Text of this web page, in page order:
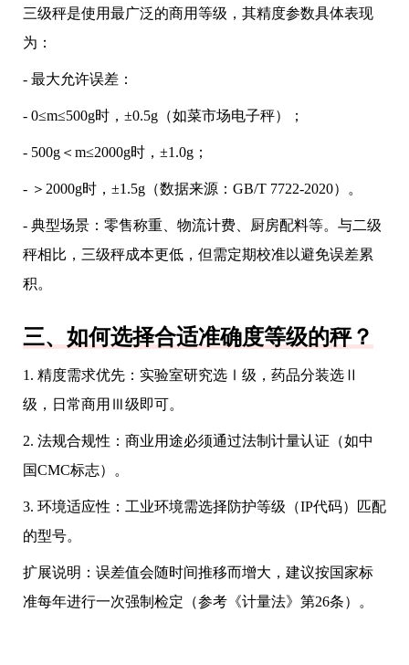
三级秤是使用最广泛的商用等级，其精度参数具体表现
为：
- 最大允许误差：
- 0≤m≤500g时，±0.5g（如菜市场电子秤）；
- 500g＜m≤2000g时，±1.0g；
- ＞2000g时，±1.5g（数据来源：GB/T 7722-2020）。
- 典型场景：零售称重、物流计费、厨房配料等。与二级
秤相比，三级秤成本更低，但需定期校准以避免误差累
积。
三、如何选择合适准确度等级的秤？
1. 精度需求优先：实验室研究选Ⅰ级，药品分装选Ⅱ
级，日常商用Ⅲ级即可。
2. 法规合规性：商业用途必须通过法制计量认证（如中
国CMC标志）。
3. 环境适应性：工业环境需选择防护等级（IP代码）匹配
的型号。
扩展说明：误差值会随时间推移而增大，建议按国家标
准每年进行一次强制检定（参考《计量法》第26条）。